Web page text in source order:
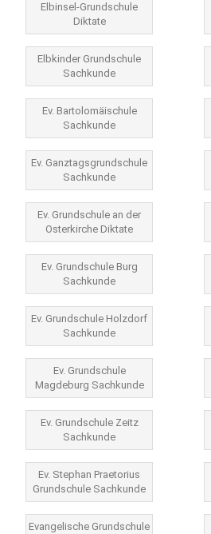
Elbinsel-Grundschule
Diktate
Elbkinder Grundschule
Sachkunde
Ev. Bartolomäischule
Sachkunde
Ev. Ganztagsgrundschule
Sachkunde
Ev. Grundschule an der
Osterkirche Diktate
Ev. Grundschule Burg
Sachkunde
Ev. Grundschule Holzdorf
Sachkunde
Ev. Grundschule
Magdeburg Sachkunde
Ev. Grundschule Zeitz
Sachkunde
Ev. Stephan Praetorius
Grundschule Sachkunde
Evangelische Grundschule